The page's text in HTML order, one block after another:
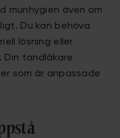
även om
Du kan behöva
lösning eller
tandläkare
som är anpassade